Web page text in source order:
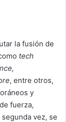
la fusión de
tech
, entre otros,
y
fuerza,
vez, se